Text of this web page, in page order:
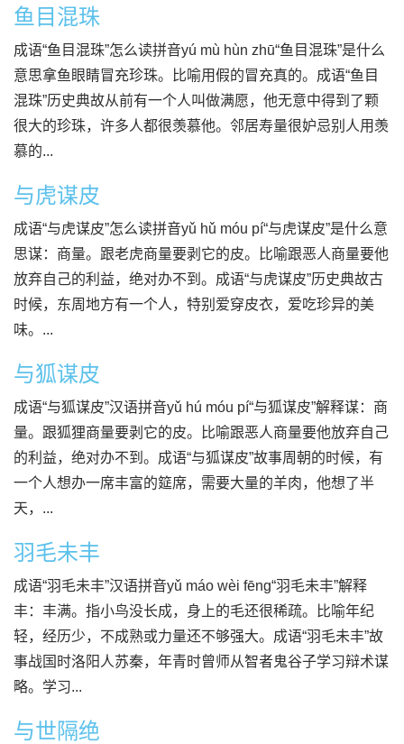
鱼目混珠
成语“鱼目混珠”怎么读拼音yú mù hùn zhū“鱼目混珠”是什么
意思拿鱼眼睛冒充珍珠。比喻用假的冒充真的。成语“鱼目
混珠”历史典故从前有一个人叫做满愿，他无意中得到了颗
很大的珍珠，许多人都很羡慕他。邻居寿量很妒忌别人用羡
慕的...
与虎谋皮
成语“与虎谋皮”怎么读拼音yǔ hǔ móu pí“与虎谋皮”是什么意
思谋：商量。跟老虎商量要剥它的皮。比喻跟恶人商量要他
放弃自己的利益，绝对办不到。成语“与虎谋皮”历史典故古
时候，东周地方有一个人，特别爱穿皮衣，爱吃珍异的美
味。...
与狐谋皮
成语“与狐谋皮”汉语拼音yǔ hú móu pí“与狐谋皮”解释谋：商
量。跟狐狸商量要剥它的皮。比喻跟恶人商量要他放弃自己
的利益，绝对办不到。成语“与狐谋皮”故事周朝的时候，有
一个人想办一席丰富的筵席，需要大量的羊肉，他想了半
天，...
羽毛未丰
成语“羽毛未丰”汉语拼音yǔ máo wèi fēng“羽毛未丰”解释
丰：丰满。指小鸟没长成，身上的毛还很稀疏。比喻年纪
轻，经历少，不成熟或力量还不够强大。成语“羽毛未丰”故
事战国时洛阳人苏秦，年青时曾师从智者鬼谷子学习辩术谋
略。学习...
与世隔绝